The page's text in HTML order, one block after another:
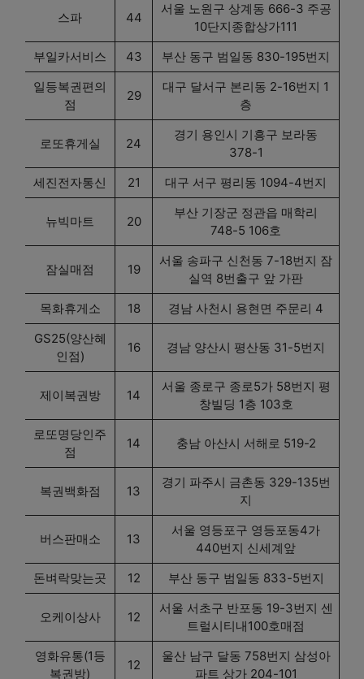
스파 44
서울 노원구 상계동 666-3 주공
10단지종합상가111
부일카서비스
43
부산 동구 범일동 830-195번지
일등복권편의
점
29
대구 달서구 본리동 2-16번지 1
층
로또휴게실 24
경기 용인시 기흥구 보라동
378-1
세진전자통신
21 대구 서구 평리동 1094-4번지
뉴빅마트 20
부산 기장군 정관읍 매학리
748-5 106호
잠실매점 19
서울 송파구 신천동 7-18번지 잠
실역 8번출구 앞 가판
목화휴게소
18
경남 사천시 용현면 주문리 4
GS25(양산혜
인점)
16 경남 양산시 평산동 31-5번지
제이복권방 14
서울 종로구 종로5가 58번지 평
창빌딩 1층 103호
로또명당인주
점
14 충남 아산시 서해로 519-2
복권백화점 13
경기 파주시 금촌동 329-135번
지
버스판매소 13
서울 영등포구 영등포동4가
440번지 신세계앞
돈벼락맞는곳
12 부산 동구 범일동 833-5번지
오케이상사 12
서울 서초구 반포동 19-3번지 센
트럴시티내100호매점
영화유통(1등
복권방)
12
울산 남구 달동 758번지 삼성아
파트 상가 204-101